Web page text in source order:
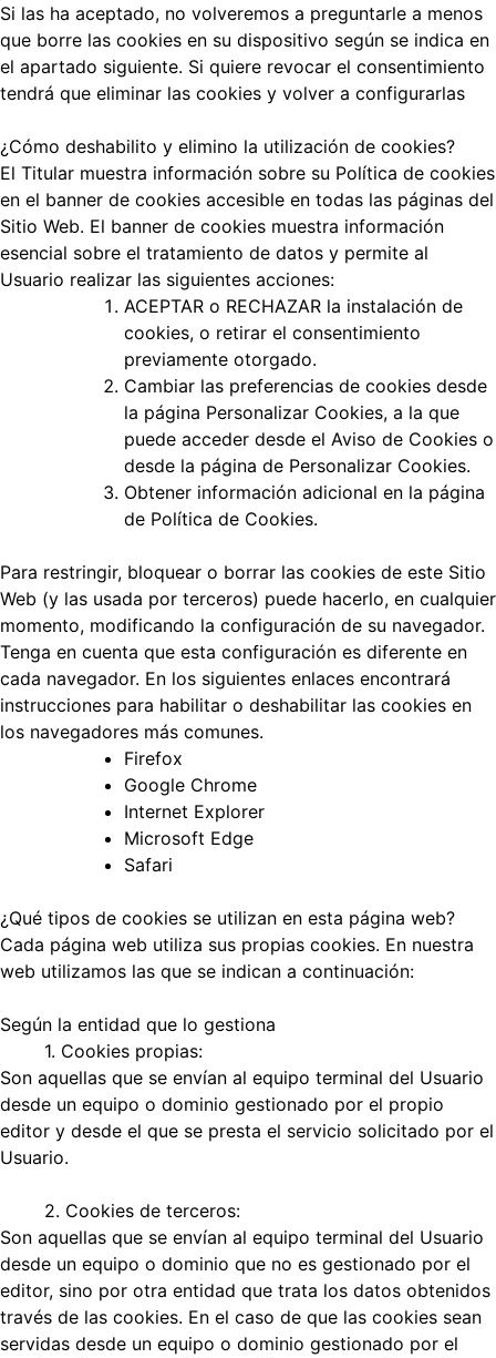
Si las ha aceptado, no volveremos a preguntarle a menos
que borre las cookies en su dispositivo según se indica en
el apartado siguiente. Si quiere revocar el consentimiento
tendrá que eliminar las cookies y volver a configurarlas
¿Cómo deshabilito y elimino la utilización de cookies?
El Titular muestra información sobre su Política de cookies
en el banner de cookies accesible en todas las páginas del
Sitio Web. El banner de cookies muestra información
esencial sobre el tratamiento de datos y permite al
Usuario realizar las siguientes acciones:
ACEPTAR o RECHAZAR la instalación de
cookies, o retirar el consentimiento
previamente otorgado.
Cambiar las preferencias de cookies desde
la página Personalizar Cookies, a la que
puede acceder desde el Aviso de Cookies o
desde la página de Personalizar Cookies.
Obtener información adicional en la página
de Política de Cookies.
Para restringir, bloquear o borrar las cookies de este Sitio
Web (y las usada por terceros) puede hacerlo, en cualquier
momento, modificando la configuración de su navegador.
Tenga en cuenta que esta configuración es diferente en
cada navegador. En los siguientes enlaces encontrará
instrucciones para habilitar o deshabilitar las cookies en
los navegadores más comunes.
Firefox
Google Chrome
Internet Explorer
Microsoft Edge
Safari
¿Qué tipos de cookies se utilizan en esta página web?
Cada página web utiliza sus propias cookies. En nuestra
web utilizamos las que se indican a continuación:
Según la entidad que lo gestiona
1. Cookies propias:
Son aquellas que se envían al equipo terminal del Usuario
desde un equipo o dominio gestionado por el propio
editor y desde el que se presta el servicio solicitado por el
Usuario.
2. Cookies de terceros:
Son aquellas que se envían al equipo terminal del Usuario
desde un equipo o dominio que no es gestionado por el
editor, sino por otra entidad que trata los datos obtenidos
través de las cookies. En el caso de que las cookies sean
servidas desde un equipo o dominio gestionado por el